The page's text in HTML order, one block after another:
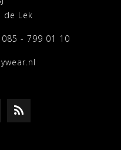
de Lek
- 799 01 10